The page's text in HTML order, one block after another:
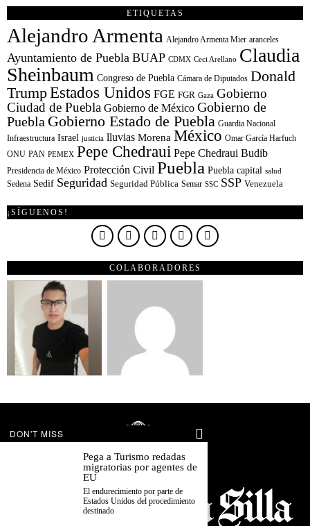
ETIQUETAS
Alejandro Armenta Alejandro Armenta Mier aranceles
Ayuntamiento de Puebla BUAP CDMX Ceci Arellano Claudia
Sheinbaum Congreso de Puebla Cámara de Diputados Donald
TrumpEstados Unidos FGE FGR Gaza Gobierno
Ciudad de Puebla Gobierno de México Gobierno de
Puebla Gobierno Estado de Puebla Guardia Nacional
Infraestructura Israel justicia lluvias Morena México Omar García Harfuch
ONU PAN PEMEX Pepe Chedraui Pepe Chedraui Budib
Presidencia de México Protección Civil Puebla Puebla capital salud
Sedena Sedif Seguridad Seguridad Pública Semar SSC SSP Venezuela
¡SÍGUENOS!
COLABORADORES
DON'T MISS
Pega a Turismo redadas
migratorias por agentes de
EU
El endurecimiento por parte de
Estados Unidos del procedimiento
destinado